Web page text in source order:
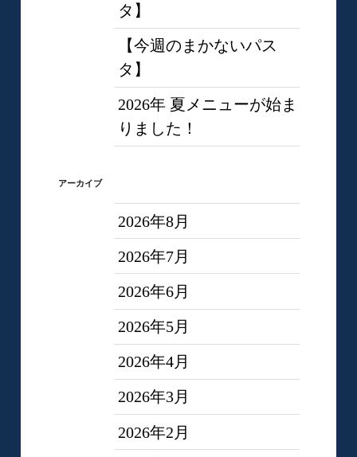
タ】
【今週のまかないパス
タ】
2026年 夏メニューが始ま
りました！
アーカイブ
2026年8月
2026年7月
2026年6月
2026年5月
2026年4月
2026年3月
2026年2月